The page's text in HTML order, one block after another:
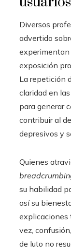
Diversos
advertido
experimentan
exposición
La repetición
claridad en
para generar
contribuir al
depresivos y
Quienes
su habilidad
así su
explicaciones
vez,
de luto no